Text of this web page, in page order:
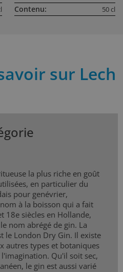
Contenu: 50 cl
sur Lech
la plus riche en goût
en particulier du
pour genévrier,
à la boisson qui a fait
18e siècles en Hollande,
nom abrégé de gin. La
le London Dry Gin. Il existe
autres types et botaniques
Qu'il soit sec,
le gin est aussi varié